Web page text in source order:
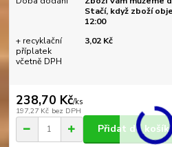
Stačí, když zboží
12:00
+ recyklační
příplatek
včetně DPH
3,02 Kč
238,70 Kč/ks
197,27 Kč bez DPH
Přidat do